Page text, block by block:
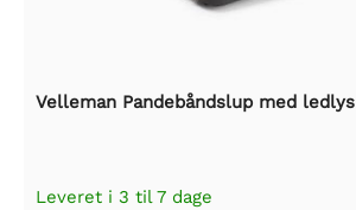
Velleman Pandebåndslup med ledlys
Leveret i 3 til 7 dage